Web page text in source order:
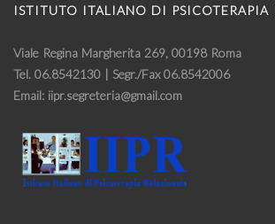
ISTITUTO ITALIANO DI PSICOTERAPIA
Viale Regina Margherita 269, 00198 Roma
Tel. 06.8542130 | Segr./Fax 06.8542006
Email: iipr.segreteria@gmail.com